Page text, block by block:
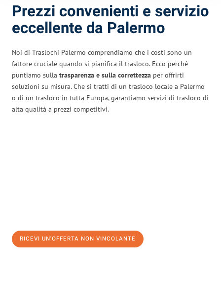
Prezzi convenienti e servizio
eccellente da Palermo
Noi di Traslochi Palermo comprendiamo che i costi sono un
fattore cruciale quando si pianifica il trasloco. Ecco perché
puntiamo sulla trasparenza e sulla correttezza per offrirti
soluzioni su misura. Che si tratti di un trasloco locale a Palermo
o di un trasloco in tutta Europa, garantiamo servizi di trasloco di
alta qualità a prezzi competitivi.
RICEVI UN'OFFERTA NON VINCOLANTE